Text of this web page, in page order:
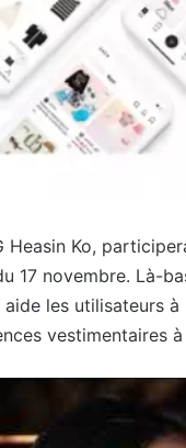
Ko,
17 novembre. Là-
les utilisateurs
vestimentaires